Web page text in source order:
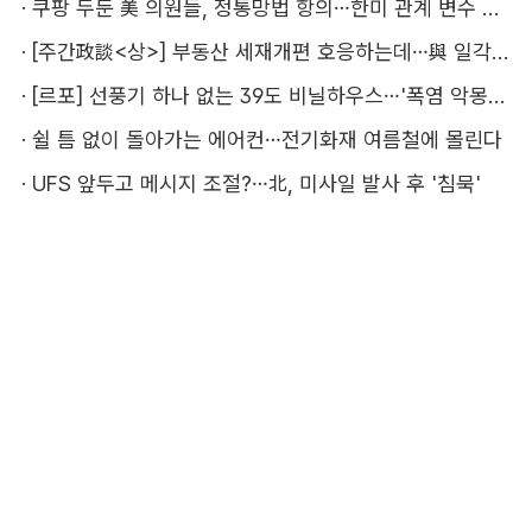
·
쿠팡 두둔 美 의원들, 정통망법 항의…한미 관계 변수 될까
·
[주간政談<상>] 부동산 세재개편 호응하는데…與 일각의 속내
·
[르포] 선풍기 하나 없는 39도 비닐하우스…'폭염 악몽' 꾸는 이주노동자
· 쉴 틈 없이 돌아가는 에어컨…전기화재 여름철에 몰린다
· UFS 앞두고 메시지 조절?…北, 미사일 발사 후 '침묵'